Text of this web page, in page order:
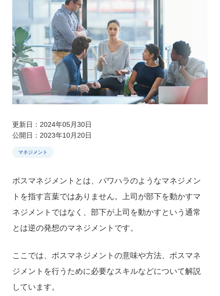
更新日：2024年05月30日
公開日：2023年10月20日
マネジメント
ボスマネジメントとは、パワハラのようなマネジメン
トを指す言葉ではありません。上司が部下を動かすマ
ネジメントではなく、部下が上司を動かすという通常
とは逆の発想のマネジメントです。
ここでは、ボスマネジメントの意味や方法、ボスマネ
ジメントを行うために必要なスキルなどについて解説
しています。